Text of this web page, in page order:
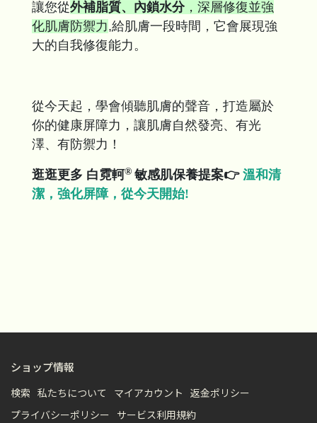
讓您從外補脂質、內鎖水分 ，深層修復並強
化肌膚防禦力,給肌膚一段時間，它會展現強
大的自我修復能力。
從今天起，學會傾聽肌膚的聲音，打造屬於
你的健康屏障力，讓肌膚自然發亮、有光
澤、有防禦力！
逛逛更多 白霓軻® 敏感肌保養提案👉 溫和清
潔，強化屏障，從今天開始!
ショップ情報
検索 私たちについて マイアカウント 返金ポリシー
プライバシーポリシー サービス利用規約